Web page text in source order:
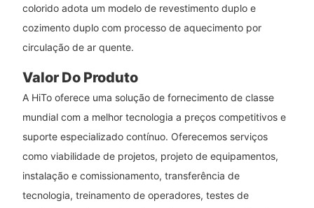
colorido adota um modelo de revestimento duplo e
cozimento duplo com processo de aquecimento por
circulação de ar quente.
Valor Do Produto
A HiTo oferece uma solução de fornecimento de classe
mundial com a melhor tecnologia a preços competitivos e
suporte especializado contínuo. Oferecemos serviços
como viabilidade de projetos, projeto de equipamentos,
instalação e comissionamento, transferência de
tecnologia, treinamento de operadores, testes de